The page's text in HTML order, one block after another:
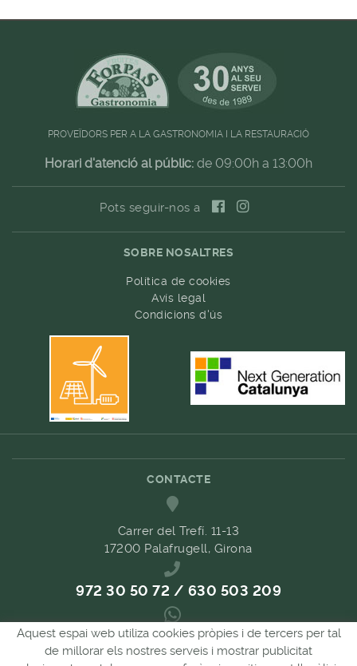
PROVEÏDORS PER A LA GASTRONOMIA I LA RESTAURACIÓ
Horari d'atenció al públic: de 09:00h a 13:00h
Pots seguir-nos a
SOBRE NOSALTRES
Política de cookies
Avís legal
Condicions d'ús
CONTACTE
Carrer del Trefí. 11-13
17200 Palafrugell, Girona
972 30 50 72 / 630 503 209
689 657 489
Aquest espai web utiliza cookies pròpies i de tercers per tal
de millorar els nostres serveis i mostrar publicitat